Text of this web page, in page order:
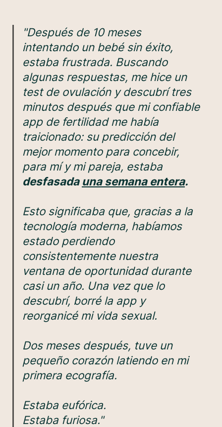
"Después de 10 meses
intentando un bebé sin éxito,
estaba frustrada. Buscando
algunas respuestas, me hice un
test de ovulación y descubrí tres
minutos después que mi confiable
app de fertilidad me había
traicionado: su predicción del
mejor momento para concebir,
para mí y mi pareja, estaba
desfasada una semana entera.
Esto significaba que, gracias a la
tecnología moderna, habíamos
estado perdiendo
consistentemente nuestra
ventana de oportunidad durante
casi un año. Una vez que lo
descubrí, borré la app y
reorganicé mi vida sexual.
Dos meses después, tuve un
pequeño corazón latiendo en mi
primera ecografía.
Estaba eufórica.
Estaba furiosa."